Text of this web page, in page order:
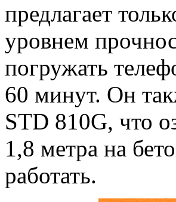
предлагает
уровнем
погружать
60 минут. Он
STD 810G, что
1,8 метра на
работать.